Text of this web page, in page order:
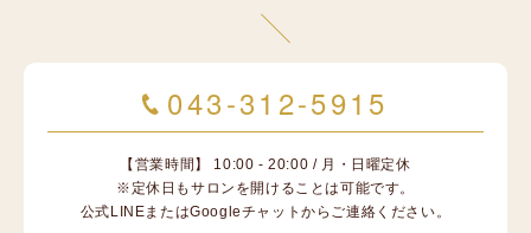
043-312-5915
【営業時間】 10:00 - 20:00 / 月・日曜定休
※定休日もサロンを開けることは可能です。
公式LINEまたはGoogleチャットからご連絡ください。